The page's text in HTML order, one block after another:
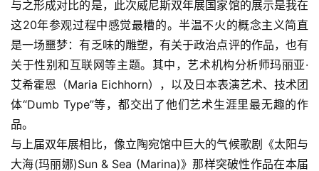
与之形成对比的是，此次威尼斯双年展国家馆的展示是我在
这20年参观过程中感觉最糟的。半温不火的概念主义简直
是一场噩梦：有乏味的雕塑，有关于政治点评的作品，也有
关于性别和互联网等主题。其中，艺术机构分析师玛丽亚·
艾希霍恩（Maria Eichhorn），以及日本表演艺术、技术团
体“Dumb Type”等，都交出了他们艺术生涯里最无趣的作
品。
与上届双年展相比，像立陶宛馆中巨大的气候歌剧《太阳与
大海(玛丽娜)Sun & Sea (Marina)》那样突破性作品在本届